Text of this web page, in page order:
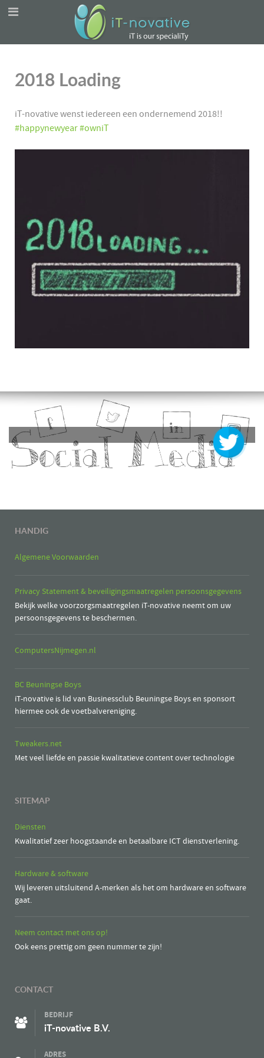
2018 Loading
iT-novative wenst iedereen een ondernemend 2018!!
#happynewyear#owniT
Volg @ op twitter
HANDIG
Algemene Voorwaarden
Privacy Statement & beveiligingsmaatregelen persoonsgegevens
Bekijk welke voorzorgsmaatregelen iT-novative neemt om uw
persoonsgegevens te beschermen.
ComputersNijmegen.nl
BC Beuningse Boys
iT-novative is lid van Businessclub Beuningse Boys en sponsort
hiermee ook de voetbalvereniging.
Tweakers.net
Met veel liefde en passie kwalitatieve content over technologie
SITEMAP
Diensten
Kwalitatief zeer hoogstaande en betaalbare ICT dienstverlening.
Hardware & software
Wij leveren uitsluitend A-merken als het om hardware en software
gaat.
Neem contact met ons op!
Ook eens prettig om geen nummer te zijn!
CONTACT
BEDRIJF
iT-novative B.V.
ADRES